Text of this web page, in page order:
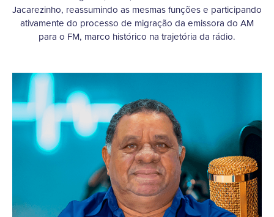
Jacarezinho, reassumindo as mesmas funções e participando
ativamente do processo de migração da emissora do AM
para o FM, marco histórico na trajetória da rádio.